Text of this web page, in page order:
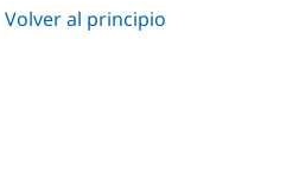
Volver al principio